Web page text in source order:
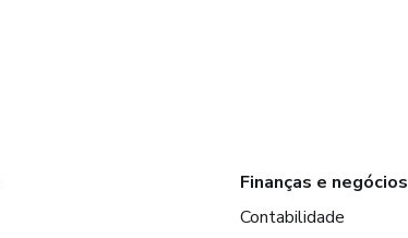
Finanças e negócios
Contabilidade